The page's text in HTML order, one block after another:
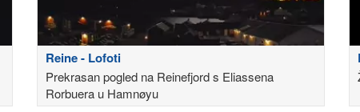
Reine - Lofoti
Prekrasan pogled na Reinefjord s Eliassena
Rorbuera u Hamnøyu